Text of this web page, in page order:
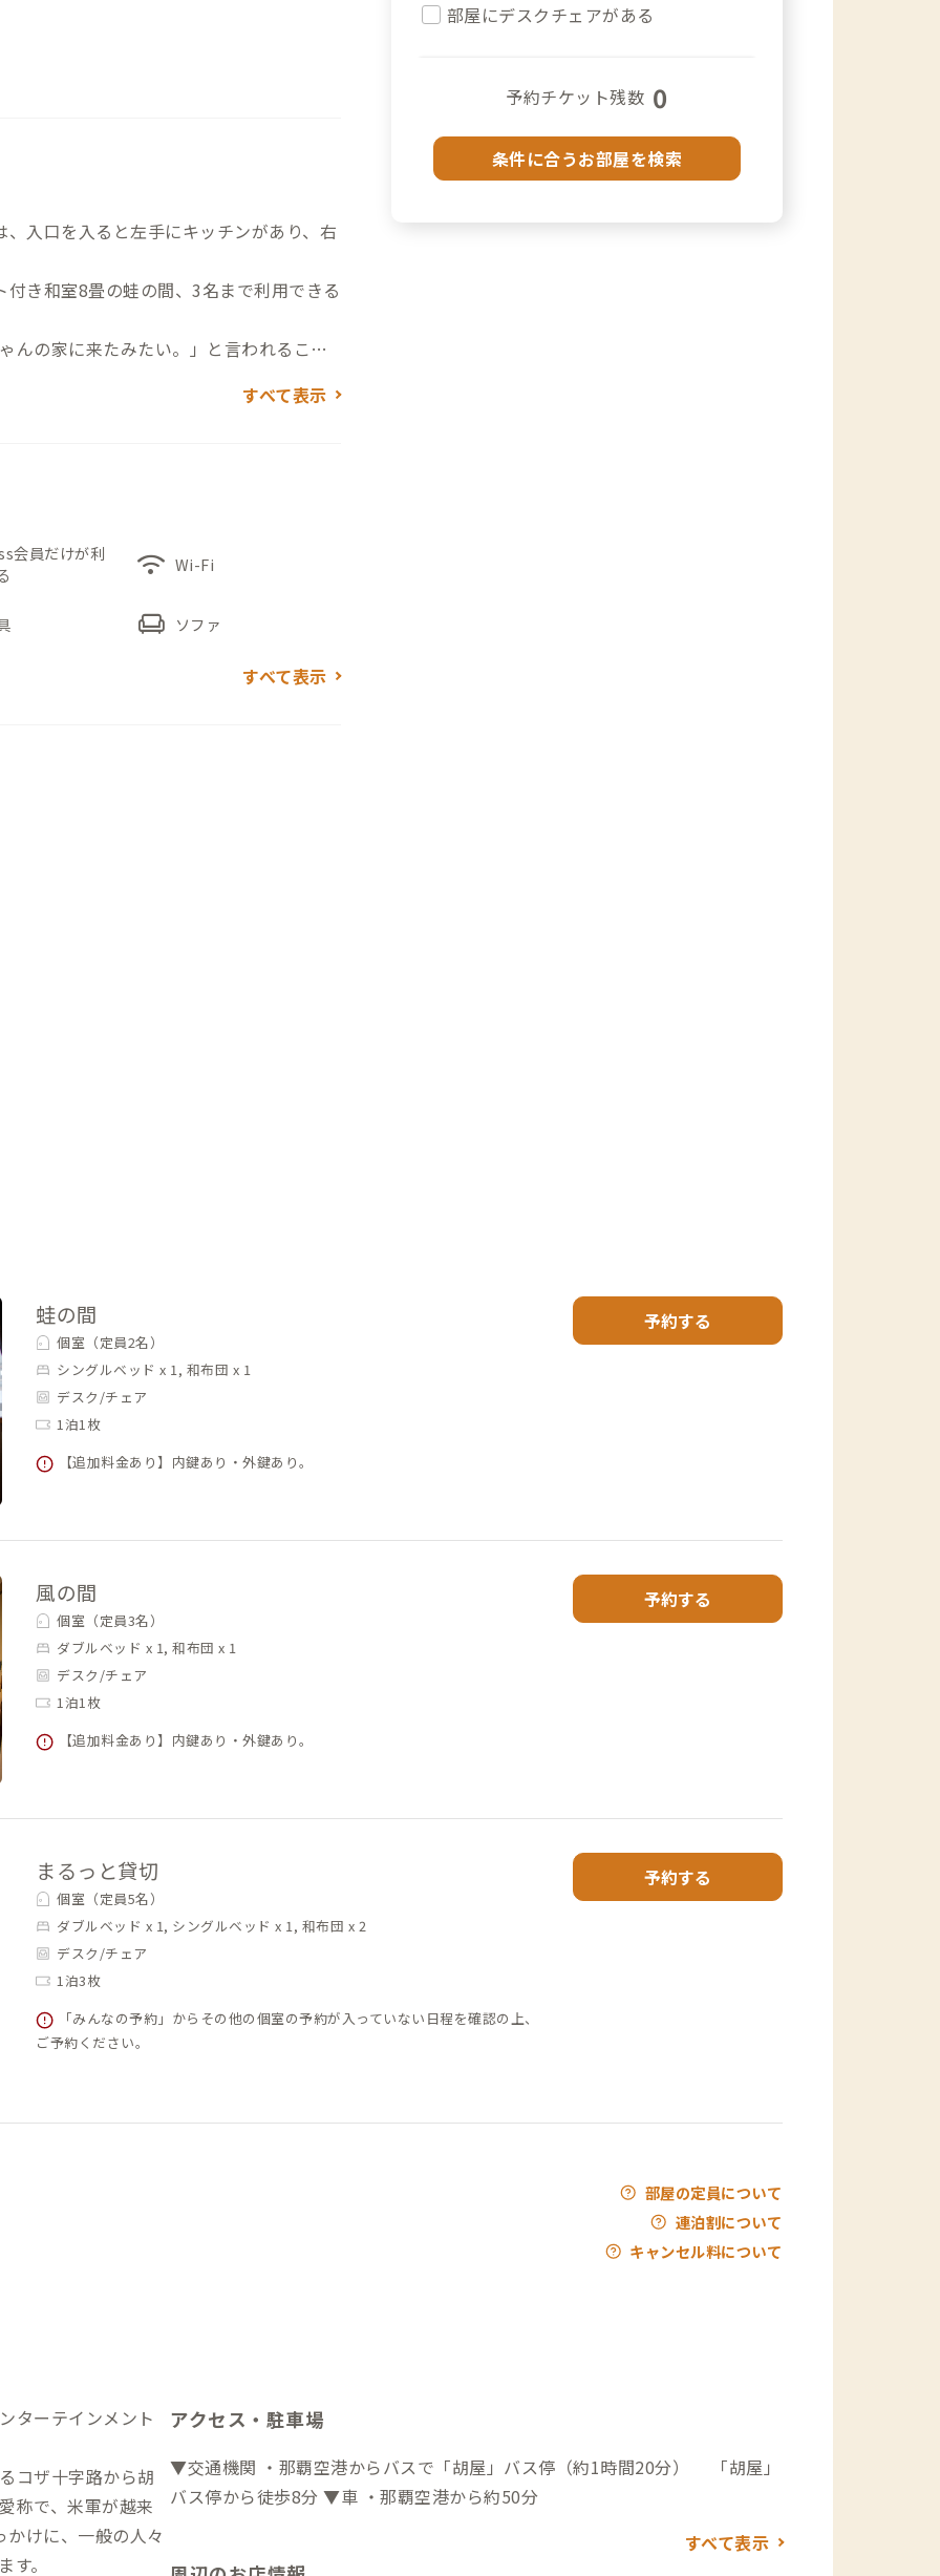
入口を入ると左手にキッチンがあり、右
き和室8畳の蛙の間、3名まで利用できる
んの家に来たみたい。」と言われること
パワースポットでもあり、近くの公園は
。
縄市を一望することができ、夜景も綺
すべて表示
会員だけが利
wifi Wi-Fi
chair ソファ
すべて表示
部屋にデスクチェアがある
予約チケット残数 0
条件に合うお部屋を検索
蛙の間
個室（定員2名）
シングルベッド x 1, 和布団 x 1
デスク/チェア
1泊1枚
【追加料金あり】内鍵あり・外鍵あり。
予約する
風の間
個室（定員3名）
ダブルベッド x 1, 和布団 x 1
デスク/チェア
1泊1枚
【追加料金あり】内鍵あり・外鍵あり。
予約する
まるっと貸切
個室（定員5名）
ダブルベッド x 1, シングルベッド x 1, 和布団 x 2
デスク/チェア
1泊3枚
「みんなの予約」からその他の個室の予約が入っていない日程を確認の上、
ご予約ください。
予約する
部屋の定員について
連泊割について
キャンセル料について
ターテインメント
コザ十字路から胡
称で、米軍が越来
けに、一般の人々
。
アクセス・駐車場
▼交通機関 ・那覇空港からバスで「胡屋」バス停（約1時間20分） 「胡屋」
バス停から徒歩8分 ▼車 ・那覇空港から約50分
すべて表示